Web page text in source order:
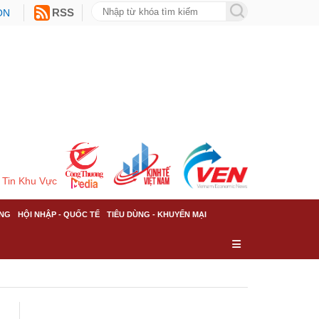
RSS
Tin Khu Vực
HỘI NHẬP - QUỐC TẾ TIÊU DÙNG - KHUYẾN MẠI